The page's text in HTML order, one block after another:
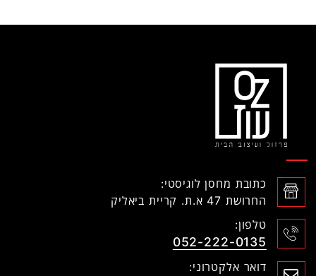
כתובת מחסן לוגיסטי:
החרושת 47 א.ת. קריית ביאליק
טלפון:
052-222-0135
דואר אלקטרוני: